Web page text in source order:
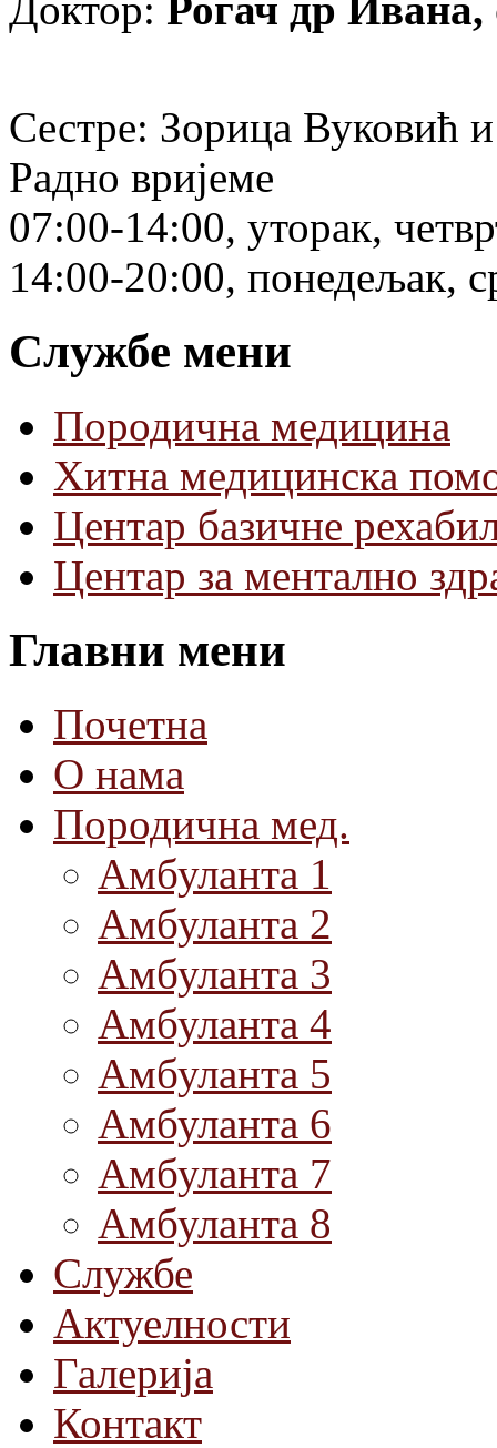
Сестре: Зорица Вуковић
Радно вријеме
07:00-14:00, уторак,
14:00-20:00, понедељак,
Службе мени
Породична медицина
Хитна медицинска
Центар базичне
Центар за ментално
Главни мени
Почетна
О нама
Породична мед.
Амбуланта 1
Амбуланта 2
Амбуланта 3
Амбуланта 4
Амбуланта 5
Амбуланта 6
Амбуланта 7
Амбуланта 8
Службе
Актуелности
Галерија
Контакт